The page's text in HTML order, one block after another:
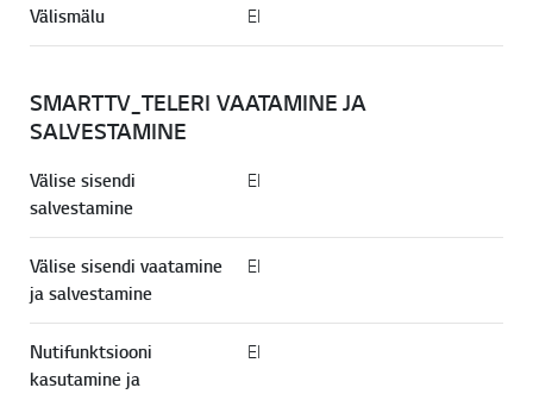
Välismälu EI
SMARTTV_TELERI VAATAMINE JA
SALVESTAMINE
Välise sisendi
salvestamine
EI
Välise sisendi vaatamine
ja salvestamine
EI
Nutifunktsiooni
kasutamine ja
EI
Online Chat